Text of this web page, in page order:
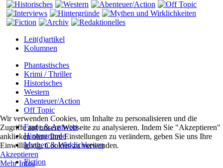
Leit(d)artikel
Kolumnen
Phantastisches
Krimi / Thriller
Historisches
Western
Abenteuer/Action
Off Topic
Frage & Antwort
Hintergründe
Mythen & Wirklichkeiten
Fiction
Wir verwenden Cookies, um Inhalte zu personalisieren und die
Zugriffe auf unsere Webseite zu analysieren. Indem Sie "Akzeptieren"
anklicken ohne Ihre Einstellungen zu verändern, geben Sie uns Ihre
Einwilligung, Cookies zu verwenden.
Akzeptieren
Mehr Infos